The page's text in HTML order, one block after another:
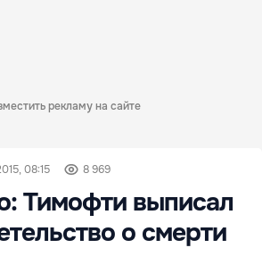
рекламу на сайте
08:15 8 969
Тимофти выписал
о смерти